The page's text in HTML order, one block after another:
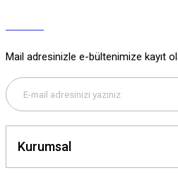
Mail adresinizle e-bültenimize kayıt
Kurumsal